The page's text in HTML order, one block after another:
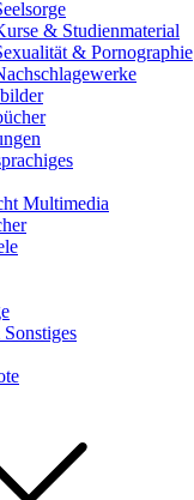
& Studienmaterial
& Pornographie
Multimedia